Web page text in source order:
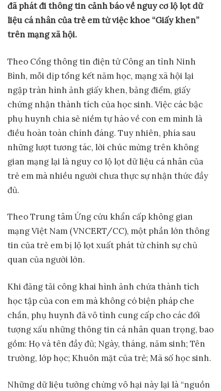
đã phát đi thông tin cảnh báo về nguy cơ lộ lọt dữ
liệu cá nhân của trẻ em từ việc khoe “Giấy khen”
trên mạng xã hội.
Theo Cổng thông tin điện tử Công an tỉnh Ninh
Bình, mỗi dịp tổng kết năm học, mạng xã hội lại
ngập tràn hình ảnh giấy khen, bảng điểm, giấy
chứng nhận thành tích của học sinh. Việc các bậc
phụ huynh chia sẻ niềm tự hào về con em mình là
điều hoàn toàn chính đáng. Tuy nhiên, phía sau
những lượt tương tác, lời chúc mừng trên không
gian mạng lại là nguy cơ lộ lọt dữ liệu cá nhân của
trẻ em mà nhiều người chưa thực sự nhận thức đầy
đủ.
Theo Trung tâm Ứng cứu khẩn cấp không gian
mạng Việt Nam (VNCERT/CC), một phần lớn thông
tin của trẻ em bị lộ lọt xuất phát từ chính sự chủ
quan của người lớn.
Khi đăng tải công khai hình ảnh chứa thành tích
học tập của con em mà không có biện pháp che
chắn, phụ huynh đã vô tình cung cấp cho các đối
tượng xấu những thông tin cá nhân quan trọng, bao
gồm: Họ và tên đầy đủ; Ngày, tháng, năm sinh; Tên
trường, lớp học; Khuôn mặt của trẻ; Mã số học sinh.
Những dữ liệu tưởng chừng vô hại này lại là “nguồn